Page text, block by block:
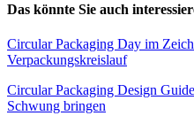
Das könnte Sie auch
Circular Packaging Day im
Verpackungskreislauf
Circular Packaging Design
Schwung bringen